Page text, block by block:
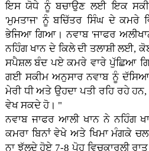
ਇਸ ਯੋਧੇ ਨੂੰ ਬਚਾਉਣ ਲਈ ਇਕ
'ਮੁਮਤਾਜ' ਨੂੰ ਬਚਿੱਤਰ ਸਿੰਘ ਦੇ ਕਮਰੇ
ਭੇਜਿਆ ਗਿਆ। ਨਵਾਬ 'ਜਾਫਰ
ਨਹਿੰਗ ਖਾਨ ਦੇ ਕਿਲੇ ਦੀ ਤਲਾਸ਼ੀ ਲਈ,
ਸਪੈਸ਼ਲ ਬੰਦ ਪਏ ਕਮਰੇ ਵਾਰੇ ਪੁੱਛਿਆ
ਗਈ ਸਕੀਮ ਅਨੁਸਾਰ ਨਵਾਬ ਨੂੰ
ਮੇਰੀ ਧੀ ਅਤੇ ਉਹਦਾ ਪਤੀ ਰਹਿ ਰਹੇ
ਵੇਖ ਸਕਦੇ ਹੋ। "
ਨਵਾਬ ਜਾਫਰ ਆਲੀ ਖਾਨ ਨੇ ਨਹਿੰਗ
ਕਮਰਾ ਬਿਨਾਂ ਵੇਖੇ ਅਤੇ ਖਿਮਾ ਮੰਗਕੇ
ਨਾ ਝੱਲਦੇ ਹੋਏ 7-8 ਪੋਹ ਵਿਚਕਾਰਲੀ